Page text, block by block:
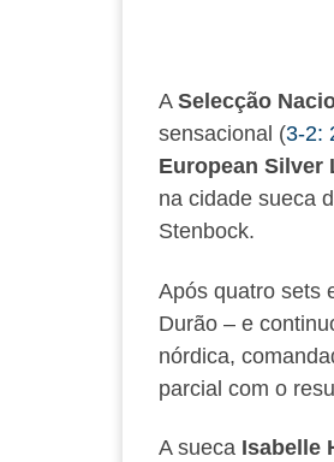
A Selecção
sensacional (3-2:
European Silver
na cidade sueca
Stenbock.
Após quatro sets
Durão – e
nórdica,
parcial com o
A sueca Isabelle